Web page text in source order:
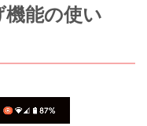
機能の使い